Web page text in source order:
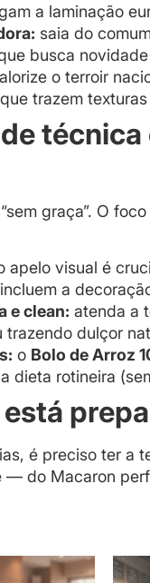
a laminação
saia do
busca
o terroir
trazem
graça”. O
apelo visual é
a
e clean: atenda a
dulçor
o Bolo de Arroz
dieta rotineira
é preciso ter a
— do Macaron